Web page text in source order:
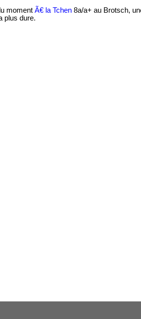
moment Ã€ la Tchen 8a/a+ au Brotsch,
plus dure.